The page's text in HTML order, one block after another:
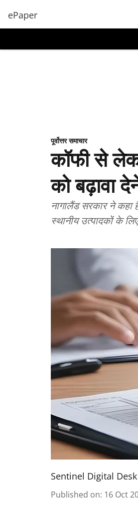
ePaper
पूर्वोत्तर समाचार
कॉफी से
को बढ़ावा
नागालैंड सरकार ने कहा
स्थानीय उत्पादकों के
Sentinel Digital Desk
Published on: 16 Oct